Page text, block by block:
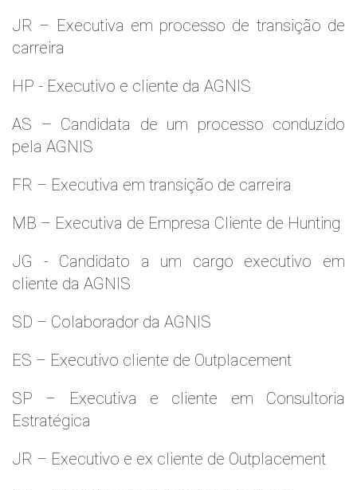
JR – Executiva em processo de transição de
carreira
HP - Executivo e cliente da AGNIS
AS – Candidata de um processo conduzido
pela AGNIS
FR – Executiva em transição de carreira
MB – Executiva de Empresa Cliente de Hunting
JG - Candidato a um cargo executivo em
cliente da AGNIS
SD – Colaborador da AGNIS
ES – Executivo cliente de Outplacement
SP – Executiva e cliente em Consultoria
Estratégica
JR – Executivo e ex cliente de Outplacement